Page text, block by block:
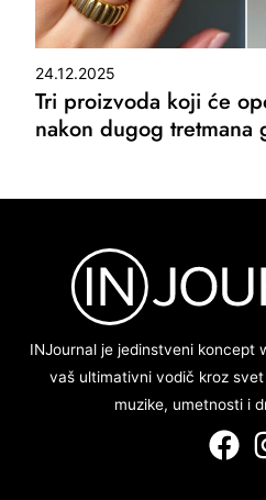
24.12.2025
Tri proizvoda koji će
nakon dugog tretmana
INJournal je jedinstveni koncept
vaš ultimativni vodič kroz
muzike, umetnosti i